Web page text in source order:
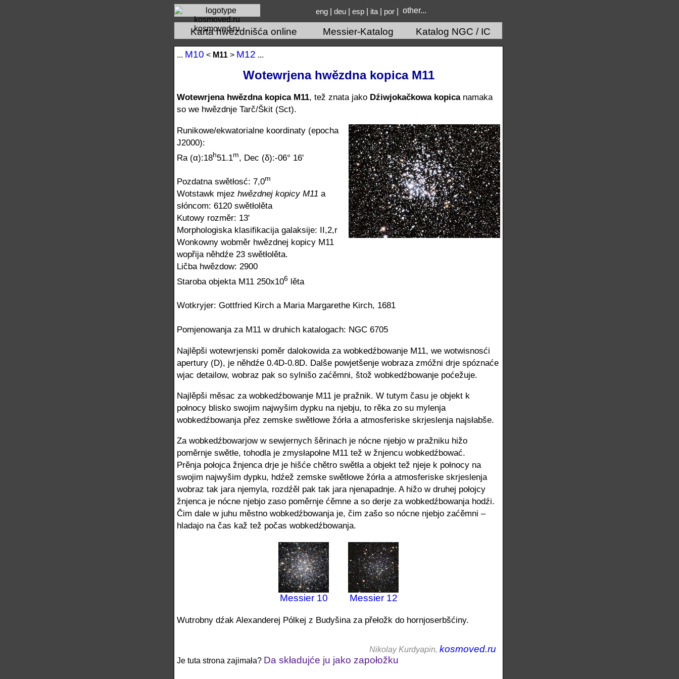
kosmoved.ru
eng deu esp ita por other...
Karta hwězdnišća online Messier-Katalog Katalog NGC / IC
... М10 < М11 > М12 ...
Wotewrjena hwězdna kopica M11
Wotewrjena hwězdna kopica M11, tež znata jako Dźiwjokačkowa kopicanamaka
so we hwězdnje Tarč/Škit (Sct).
Runikowe/ekwatorialne koordinaty (epocha
J2000):
Ra (α):18h51.1m, Dec (δ):-06° 16'
Pozdatna swětłosć: 7,0m
Wotstawk mjez hwězdnej kopicy M11 a
słóncom: 6120 swětłolěta
Kutowy rozměr: 13'
Morphologiska klasifikacija galaksije: II,2,r
Wonkowny wobměr hwězdnej kopicy M11
wopřija něhdźe 23 swětłolěta.
Ličba hwězdow: 2900
Staroba objekta M11 250x106 lěta
Wotkryjer: Gottfried Kirch a Maria Margarethe Kirch, 1681
Pomjenowanja za M11 w druhich katalogach: NGC 6705
Najlěpši wotewrjenski poměr dalokowida za wobkedźbowanje M11, we wotwisnosći
apertury (D), je něhdźe 0.4D-0.8D. Dalše powjetšenje wobraza zmóžni drje spóznaće
wjac detailow, wobraz pak so sylnišo zaćěmni, štož wobkedźbowanje poćežuje.
Najlěpši měsac za wobkedźbowanje M11 je pražnik. W tutym času je objekt k
połnocy blisko swojim najwyšim dypku na njebju, to rěka zo su mylenja
wobkedźbowanja přez zemske swětłowe žórła a atmosferiske skrjeslenja najsłabše.
Za wobkedźbowarjow w sewjernych šěrinach je nócne njebjo w pražniku hižo
poměrnje swětłe, tohodla je zmysłapołne M11 tež w žnjencu wobkedźbować.
Prěnja połojca žnjenca drje je hišće chětro swětła a objekt tež njeje k połnocy na
swojim najwyšim dypku, hdźež zemske swětłowe žórła a atmosferiske skrjeslenja
wobraz tak jara njemyla, rozdźěl pak tak jara njenapadnje. A hižo w druhej połojcy
žnjenca je nócne njebjo zaso poměrnje ćěmne a so derje za wobkedźbowanja hodźi.
Čim dale w juhu městno wobkedźbowanja je, čim zašo so nócne njebjo zaćěmni –
hladajo na čas kaž tež počas wobkedźbowanja.
Мessier 10 Мessier 12
Wutrobny dźak Alexanderej Pólkej z Budyšina za přełožk do hornjoserbšćiny.
Nikolay Kurdyapin, kosmoved.ru
Je tuta strona zajimała? Da składujće ju jako zapołožku